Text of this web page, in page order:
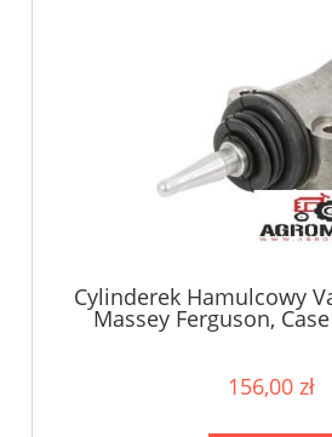
Cylinderek Hamulcowy
Massey Ferguson,
156,00 zł